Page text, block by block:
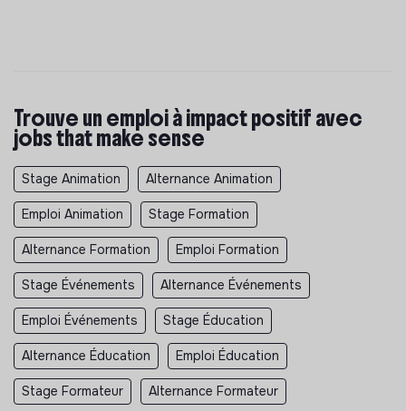
Trouve un emploi à impact positif avec
jobs that make sense
Stage Animation Alternance Animation
Emploi Animation Stage Formation
Alternance Formation Emploi Formation
Stage Événements Alternance Événements
Emploi Événements Stage Éducation
Alternance Éducation Emploi Éducation
Stage Formateur Alternance Formateur